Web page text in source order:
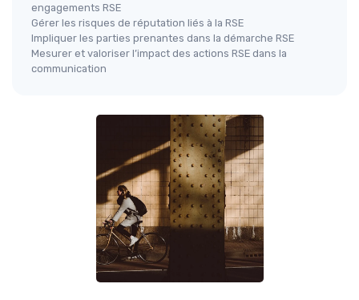
engagements RSE
Gérer les risques de réputation liés à la RSE
Impliquer les parties prenantes dans la démarche RSE
Mesurer et valoriser l’impact des actions RSE dans la
communication